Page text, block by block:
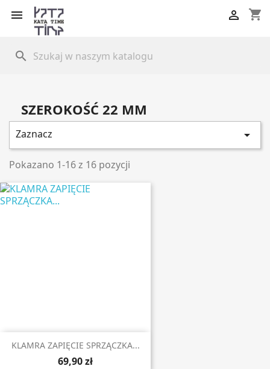
 shopping_cart

search
SZEROKOŚĆ 22 MM
Zaznacz 
Pokazano 1-16 z 16 pozycji
KLAMRA ZAPIĘCIE SPRZĄCZKA...
69,90 zł